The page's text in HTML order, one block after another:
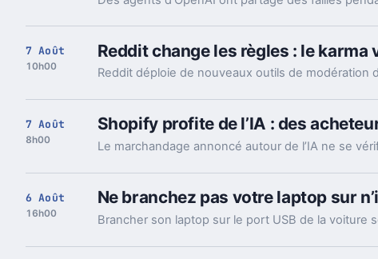
7 Août
10h00
Reddit change les règles : le
7 Août
8h00
Shopify profite de l’IA : des
6 Août
16h00
Ne branchez pas votre laptop sur